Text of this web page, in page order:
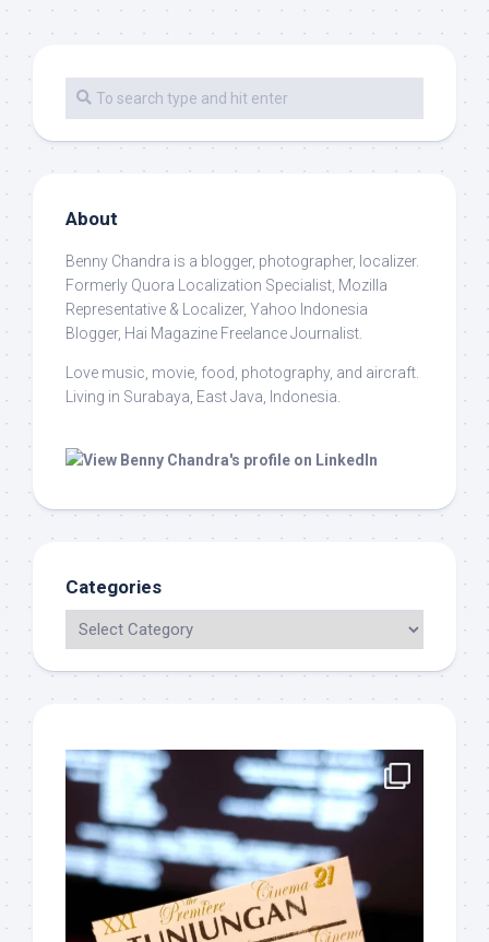
About
Benny Chandra is a blogger, photographer, localizer.
Formerly Quora Localization Specialist, Mozilla
Representative & Localizer, Yahoo Indonesia
Blogger, Hai Magazine Freelance Journalist.
Love music, movie, food, photography, and aircraft.
Living in Surabaya, East Java, Indonesia.
Categories